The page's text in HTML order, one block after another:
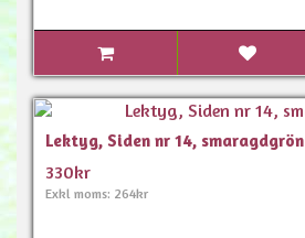
Lektyg, Siden nr 14, smaragdgrön
330kr
Exkl moms: 264kr